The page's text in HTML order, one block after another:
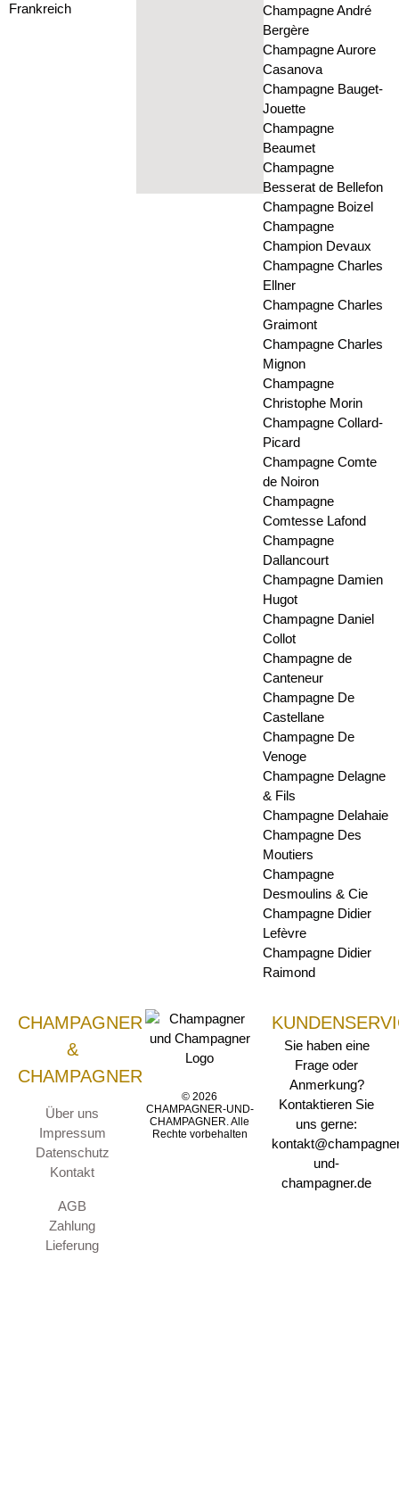
Frankreich
Champagne André
Bergère
Champagne Aurore
Casanova
Champagne Bauget-
Jouette
Champagne
Beaumet
Champagne
Besserat de Bellefon
Champagne Boizel
Champagne
Champion Devaux
Champagne Charles
Ellner
Champagne Charles
Graimont
Champagne Charles
Mignon
Champagne
Christophe Morin
Champagne Collard-
Picard
Champagne Comte
de Noiron
Champagne
Comtesse Lafond
Champagne
Dallancourt
Champagne Damien
Hugot
Champagne Daniel
Collot
Champagne de
Canteneur
Champagne De
Castellane
Champagne De
Venoge
Champagne Delagne
& Fils
Champagne Delahaie
Champagne Des
Moutiers
Champagne
Desmoulins & Cie
Champagne Didier
Lefèvre
Champagne Didier
Raimond
CHAMPAGNER
&
CHAMPAGNER
Über uns
Impressum
Datenschutz
Kontakt
AGB
Zahlung
Lieferung
© 2026
CHAMPAGNER-UND-
CHAMPAGNER. Alle
Rechte vorbehalten
Sie haben eine
Frage oder
Anmerkung?
Kontaktieren Sie
uns gerne:
und-
champagner.de